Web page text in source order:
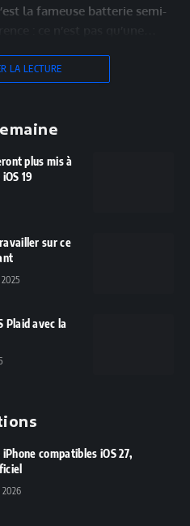
la fameuse batterie semi-
LA LECTURE
plus mis à
19
sur ce
Plaid avec la
compatibles iOS 27,
2026